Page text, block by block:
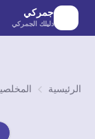
الانتقال إلى المحتوى
جمركي
دليلك الجمركي
الرئيسية